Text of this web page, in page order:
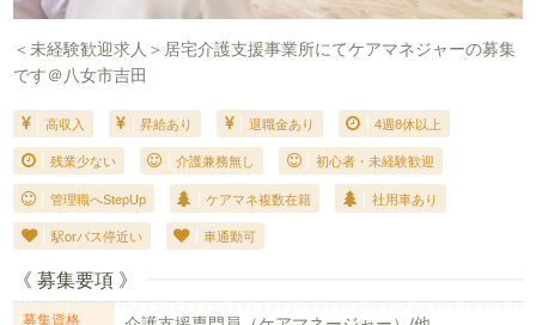
＜未経験歓迎求人＞居宅介護支援事業所にてケアマネジャーの募集
です＠八女市吉田
高収入 昇給あり 退職金あり 4週8休以上
残業少ない 介護兼務無し 初心者・未経験歓迎
管理職へStepUp ケアマネ複数在籍 社用車あり
駅orバス停近い 車通勤可
《 募集要項 》
募集資格